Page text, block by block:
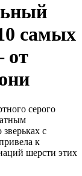
самых
от
серого
с
к
шерсти этих